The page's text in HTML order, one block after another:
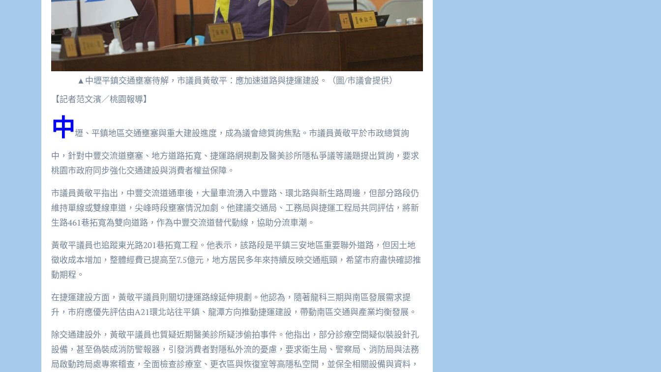
▲中壢平鎮交通壅塞待解，市議員黃敬平：應加速道路與捷運建設。（圖/市議會提供）
【記者范文濱／桃園報導】
中壢、平鎮地區交通壅塞與重大建設進度，成為議會總質詢焦點。市議員黃敬平於市政總質詢
中，針對中豐交流道壅塞、地方道路拓寬、捷運路網規劃及醫美診所隱私爭議等議題提出質詢，要求
桃園市政府同步強化交通建設與消費者權益保障。
市議員黃敬平指出，中豐交流道通車後，大量車流湧入中豐路、環北路與新生路周邊，但部分路段仍
維持單線或雙線車道，尖峰時段壅塞情況加劇。他建議交通局、工務局與捷運工程局共同評估，將新
生路461巷拓寬為雙向道路，作為中豐交流道替代動線，協助分流車潮。
黃敬平議員也追蹤東光路201巷拓寬工程。他表示，該路段是平鎮三安地區重要聯外道路，但因土地
徵收成本增加，整體經費已提高至7.5億元，地方居民多年來持續反映交通瓶頸，希望市府盡快確認推
動期程。
在捷運建設方面，黃敬平議員則關切捷運路線延伸規劃。他認為，隨著龍科三期與南區發展需求提
升，市府應優先評估由A21環北站往平鎮、龍潭方向推動捷運建設，帶動南區交通與產業均衡發展。
除交通建設外，黃敬平議員也質疑近期醫美診所疑涉偷拍事件。他指出，部分診療空間疑似裝設針孔
設備，甚至偽裝成消防警報器，引發消費者對隱私外流的憂慮，要求衛生局、警察局、消防局與法務
局啟動跨局處專案稽查，全面檢查診療室、更衣區與恢復室等高隱私空間，並保全相關設備與資料，